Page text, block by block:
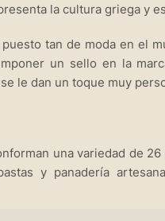
la cultura griega y
tan de moda en el
un sello en la
le dan un toque muy
una variedad de
y panadería